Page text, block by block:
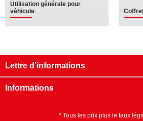
Utilisation générale pour
véhicule
Lettre d’informations
Informations
* Tous les prix plus le taux